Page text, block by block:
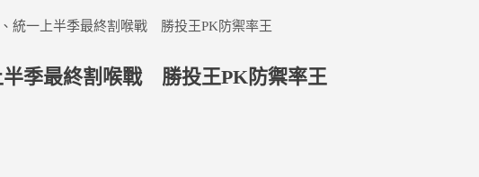
統一上半季最終割喉戰 勝投王PK防禦率王
季最終割喉戰 勝投王PK防禦率王